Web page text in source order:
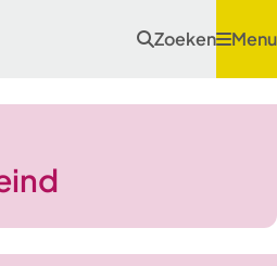
Zoeken Menu